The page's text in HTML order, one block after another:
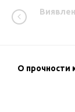
О прочности